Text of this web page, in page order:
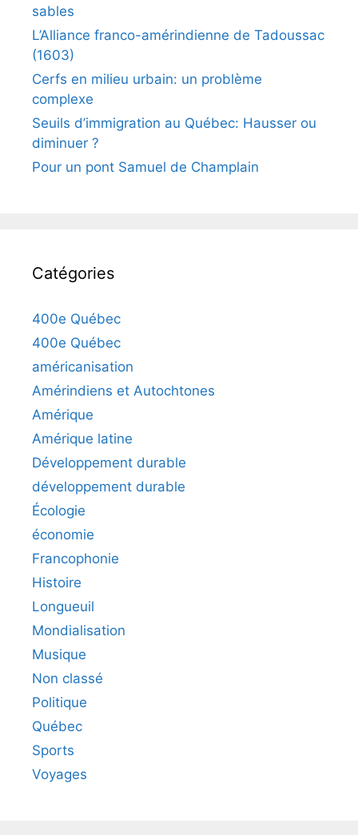
sables
L’Alliance franco-amérindienne de Tadoussac
(1603)
Cerfs en milieu urbain: un problème
complexe
Seuils d’immigration au Québec: Hausser ou
diminuer ?
Pour un pont Samuel de Champlain
Catégories
400e Québec
400e Québec
américanisation
Amérindiens et Autochtones
Amérique
Amérique latine
Développement durable
développement durable
Écologie
économie
Francophonie
Histoire
Longueuil
Mondialisation
Musique
Non classé
Politique
Québec
Sports
Voyages